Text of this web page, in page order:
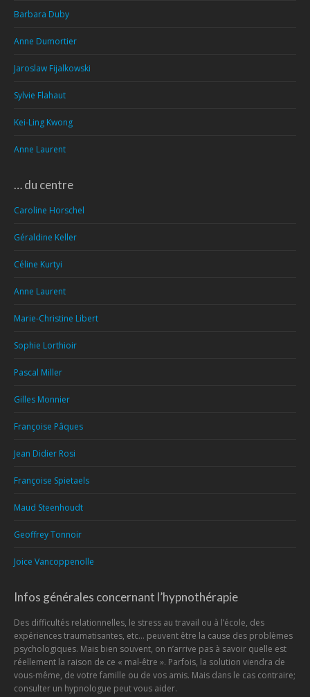
Barbara Duby
Anne Dumortier
Jaroslaw Fijalkowski
Sylvie Flahaut
Kei-Ling Kwong
Anne Laurent
… du centre
Caroline Horschel
Géraldine Keller
Céline Kurtyi
Anne Laurent
Marie-Christine Libert
Sophie Lorthioir
Pascal Miller
Gilles Monnier
Françoise Pâques
Jean Didier Rosi
Françoise Spietaels
Maud Steenhoudt
Geoffrey Tonnoir
Joice Vancoppenolle
Infos générales concernant l’hypnothérapie
Des difficultés relationnelles, le stress au travail ou à l’école, des
expériences traumatisantes, etc… peuvent être la cause des problèmes
psychologiques. Mais bien souvent, on n’arrive pas à savoir quelle est
réellement la raison de ce « mal-être ». Parfois, la solution viendra de
vous-même, de votre famille ou de vos amis. Mais dans le cas contraire;
consulter un hypnologue peut vous aider.